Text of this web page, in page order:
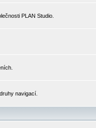
PLAN Studio.
navigací.